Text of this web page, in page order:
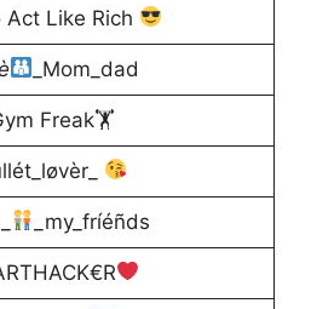
Act Like Rich
_Mom_dad
Freak🏋
_my_fríéñds